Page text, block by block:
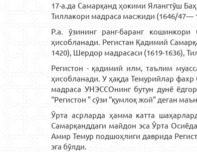
17-а.да Самарқанд ҳокими Ялангтўш
Тиллакори мадраса масжиди (1646/47—
Р.а. ўзининг ранг-баранг
ҳисобланади. Регистан Қадимий
1420), Шердор мадрасаси (1619-1636),
Регистон - қадимий илм, таълим
ҳисобланади. У ҳақда Темурийлар фахр
мадраса УНЭСCОнинг бутун дунё
“Регистон ” сўзи “қумлоқ жой” деган
Ўрта асрларда ҳамма катта
Самарқанддаги майдон эса Ўрта
Амир Темур подшоҳлиги даврида
эга бўлди.